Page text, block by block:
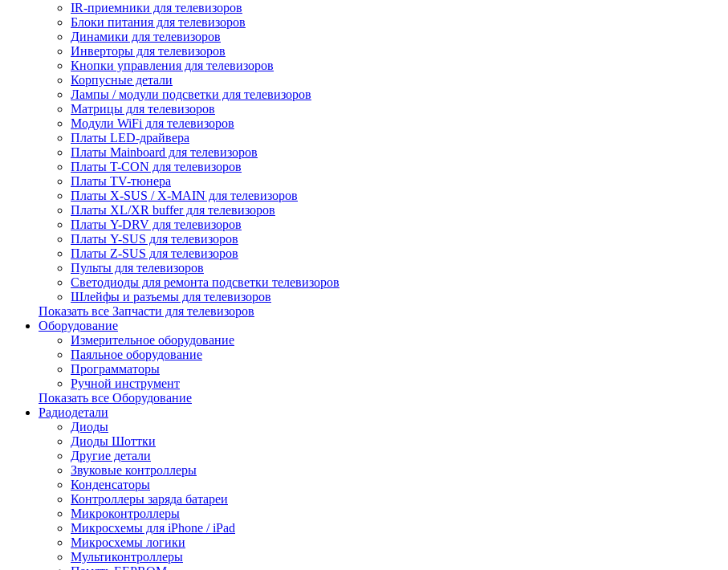
IR-приемники для телевизоров
Блоки питания для телевизоров
Динамики для телевизоров
Инверторы для телевизоров
Кнопки управления для телевизоров
Корпусные детали
Лампы / модули подсветки для телевизоров
Матрицы для телевизоров
Модули WiFi для телевизоров
Платы LED-драйвера
Платы Mainboard для телевизоров
Платы T-CON для телевизоров
Платы TV-тюнера
Платы X-SUS / X-MAIN для телевизоров
Платы XL/XR buffer для телевизоров
Платы Y-DRV для телевизоров
Платы Y-SUS для телевизоров
Платы Z-SUS для телевизоров
Пульты для телевизоров
Светодиоды для ремонта подсветки телевизоров
Шлейфы и разъемы для телевизоров
Показать все Запчасти для телевизоров
Оборудование
Измерительное оборудование
Паяльное оборудование
Программаторы
Ручной инструмент
Показать все Оборудование
Радиодетали
Диоды
Диоды Шоттки
Другие детали
Звуковые контроллеры
Конденсаторы
Контроллеры заряда батареи
Микроконтроллеры
Микросхемы для iPhone / iPad
Микросхемы логики
Мультиконтроллеры